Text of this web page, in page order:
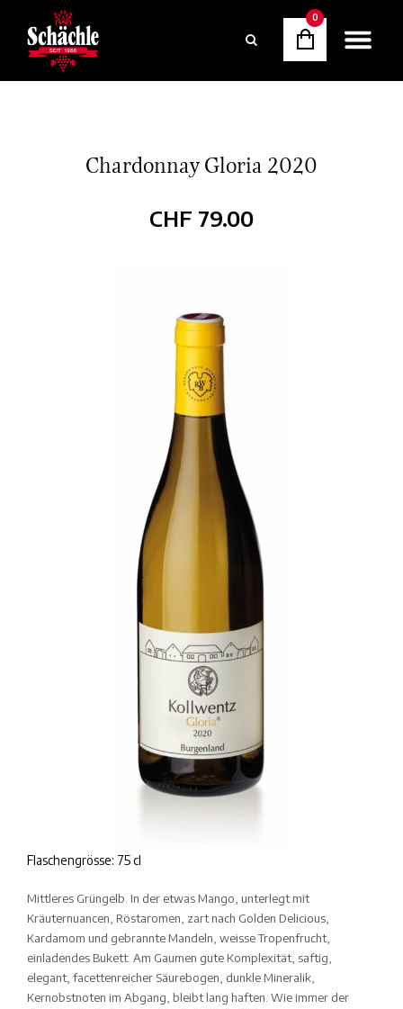
0
Chardonnay Gloria 2020
CHF 79.00
Flaschengrösse: 75 cl
Mittleres Grüngelb. In der etwas Mango, unterlegt mit
Kräuternuancen, Röstaromen, zart nach Golden Delicious,
Kardamom und gebrannte Mandeln, weisse Tropenfrucht,
einladendes Bukett. Am Gaumen gute Komplexität, saftig,
elegant, facettenreicher Säurebogen, dunkle Mineralik,
Kernobstnoten im Abgang, bleibt lang haften. Wie immer der